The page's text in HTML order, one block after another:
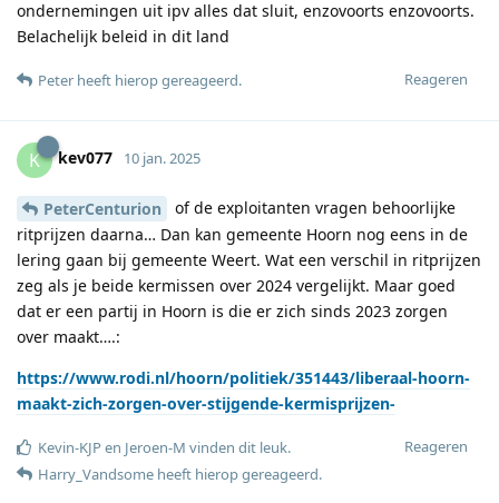
ondernemingen uit ipv alles dat sluit, enzovoorts enzovoorts.
Belachelijk beleid in dit land
Reageren
Peter heeft hierop gereageerd.
K kev077 10 jan. 2025
PeterCenturion
of de exploitanten vragen behoorlijke
ritprijzen daarna… Dan kan gemeente Hoorn nog eens in de
lering gaan bij gemeente Weert. Wat een verschil in ritprijzen
zeg als je beide kermissen over 2024 vergelijkt. Maar goed
dat er een partij in Hoorn is die er zich sinds 2023 zorgen
over maakt….:
https://www.rodi.nl/hoorn/politiek/351443/liberaal-hoorn-
maakt-zich-zorgen-over-stijgende-kermisprijzen-
Reageren
Kevin-KJPen Jeroen-M vinden dit leuk.
Harry_Vandsome heeft hierop gereageerd.